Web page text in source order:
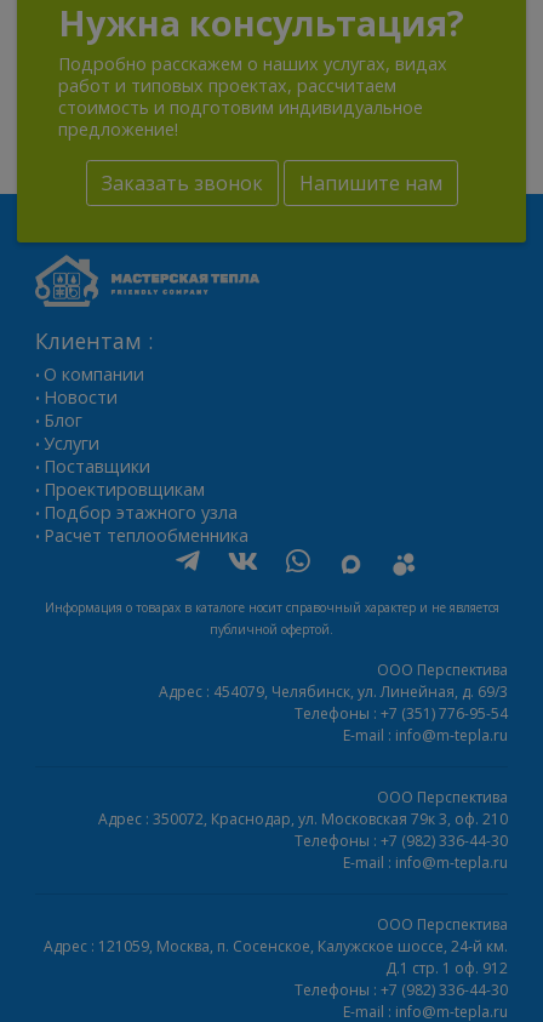
Нужна консультация?
Подробно расскажем о наших услугах, видах
работ и типовых проектах, рассчитаем
стоимость и подготовим индивидуальное
предложение!
Заказать звонок Напишите нам
Клиентам :
• О компании
• Новости
• Блог
• Услуги
• Поставщики
• Проектировщикам
• Подбор этажного узла
• Расчет теплообменника
Информация о товарах в каталоге носит справочный характер и не является
публичной офертой.
ООО Перспектива
Адрес : 454079, Челябинск, ул. Линейная, д. 69/3
Телефоны : +7 (351) 776-95-54
E-mail : info@m-tepla.ru
ООО Перспектива
Адрес : 350072, Краснодар, ул. Московская 79к 3, оф. 210
Телефоны : +7 (982) 336-44-30
E-mail : info@m-tepla.ru
ООО Перспектива
Адрес : 121059, Москва, п. Сосенское, Калужское шоссе, 24-й км.
Д.1 стр. 1 оф. 912
Телефоны : +7 (982) 336-44-30
E-mail : info@m-tepla.ru